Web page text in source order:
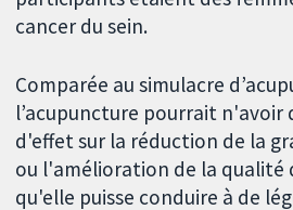
cancer du sein.
Comparée au simulacre
l’acupuncture pourrait n'avoir
d'effet sur la réduction de la
ou l'amélioration de la qualité
qu'elle puisse conduire à de